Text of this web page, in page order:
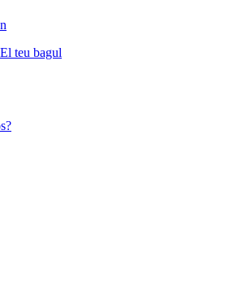
teu bagul